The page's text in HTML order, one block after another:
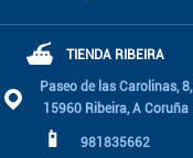
⛴ TIENDA RIBEIRA
Paseo de las Carolinas, 8,
15960 Ribeira, A Coruña
📱 981835662